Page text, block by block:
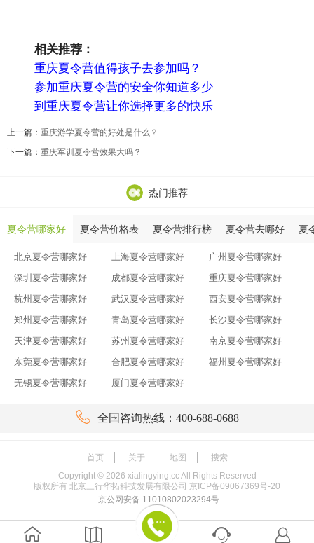
相关推荐：
重庆夏令营值得孩子去参加吗？
参加重庆夏令营的安全你知道多少
到重庆夏令营让你选择更多的快乐
上一篇： 重庆游学夏令营的好处是什么？
下一篇： 重庆军训夏令营效果大吗？
热门推荐
夏令营哪家好 夏令营价格表 夏令营排行榜 夏令营去哪好 夏
北京夏令营哪家好 上海夏令营哪家好
广州夏令营哪家好
深圳夏令营哪家好
成都夏令营哪家好
重庆夏令营哪家好
杭州夏令营哪家好
武汉夏令营哪家好
西安夏令营哪家好
郑州夏令营哪家好
青岛夏令营哪家好
长沙夏令营哪家好
天津夏令营哪家好
苏州夏令营哪家好
南京夏令营哪家好
东莞夏令营哪家好
合肥夏令营哪家好
福州夏令营哪家好
无锡夏令营哪家好
厦门夏令营哪家好
 全国咨询热线：400-688-0688
首页 关于 地图
搜索
Copyright © 2026 xialingying.cc All Rights Reserved
版权所有 北京三行华拓科技发展有限公司 京ICP备09067369号-20
京公网安备 11010802023294号
   